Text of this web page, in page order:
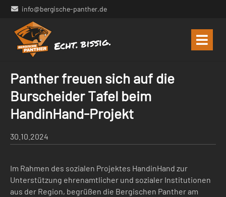
info@bergische-panther.de
Panther freuen sich auf die
Burscheider Tafel beim
HandinHand-Projekt
30.10.2024
Im Rahmen des sozialen Projektes HandinHand zur
Unterstützung ehrenamtlicher und sozialer Institutionen
aus der Region, begrüßen die Bergischen Panther am